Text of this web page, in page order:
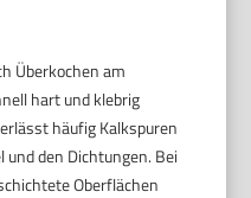
Überkochen am
hart und klebrig
häufig Kalkspuren
und den Dichtungen. Bei
Oberflächen